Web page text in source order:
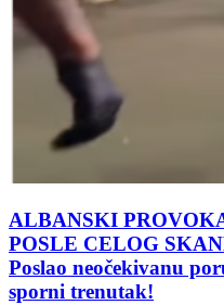
ALBANSKI
POSLE CELOG
Poslao neočekivanu
sporni trenutak!